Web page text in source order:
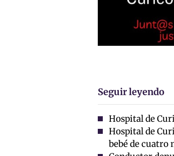
Seguir leyendo
Hospital de
Hospital de
bebé de cuatro